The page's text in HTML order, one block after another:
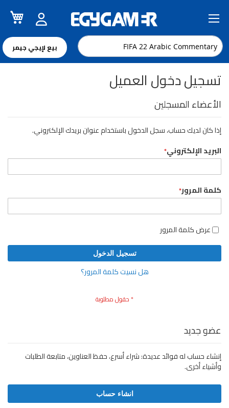
إلى
المحتوى
بيع لإيجي جيمر
تسجيل دخول العميل
الأعضاء المسجلين
إذا كان لديك حساب، سجل الدخول باستخدام عنوان بريدك الإلكتروني.
البريد الإلكتروني
كلمة المرور
عرض كلمة المرور
تسجيل الدخول
هل نسيت كلمة المرور؟
عضو جديد
إنشاء حساب له فوائد عديدة: شراء أسرع، حفظ العناوين، متابعة الطلبات
وأشياء أخرى.
انشاء حساب